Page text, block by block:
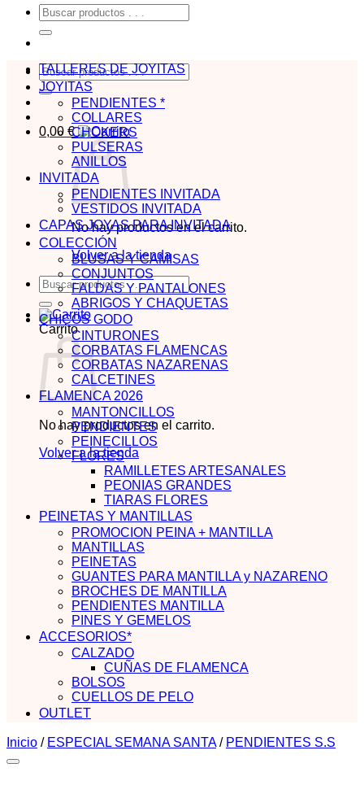
Buscar
por:
Buscar
por:
0,00 €
No hay productos en el carrito.
Volver a la tienda
Buscar
por:
Carrito
No hay productos en el carrito.
Volver a la tienda
TALLERES DE JOYITAS
JOYITAS
PENDIENTES *
COLLARES
CHOKERS
PULSERAS
ANILLOS
INVITADA
PENDIENTES INVITADA
VESTIDOS INVITADA
CAPAS JOYAS PARA INVITADA
COLECCIÓN
BLUSAS Y CAMISAS
CONJUNTOS
FALDAS Y PANTALONES
ABRIGOS Y CHAQUETAS
CHICOS GODO
CINTURONES
CORBATAS FLAMENCAS
CORBATAS NAZARENAS
CALCETINES
FLAMENCA 2026
MANTONCILLOS
PENDIENTES
PEINECILLOS
FLORES
RAMILLETES ARTESANALES
PEONIAS GRANDES
TIARAS FLORES
PEINETAS Y MANTILLAS
PROMOCION PEINA + MANTILLA
MANTILLAS
PEINETAS
GUANTES PARA MANTILLA y NAZARENO
BROCHES DE MANTILLA
PENDIENTES MANTILLA
PINES Y GEMELOS
ACCESORIOS*
CALZADO
CUÑAS DE FLAMENCA
BOLSOS
CUELLOS DE PELO
OUTLET
Inicio / ESPECIAL SEMANA SANTA / PENDIENTES S.S